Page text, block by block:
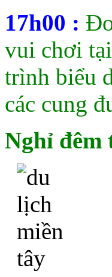
17h00 :
vui chơi
trình biểu
các cung
Nghỉ đêm